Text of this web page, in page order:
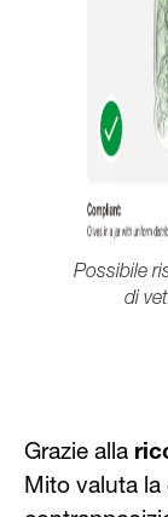
Possibile
di
Grazie alla
Mito valuta